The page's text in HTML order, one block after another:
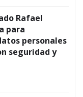
Rafael
para
personales
seguridad y